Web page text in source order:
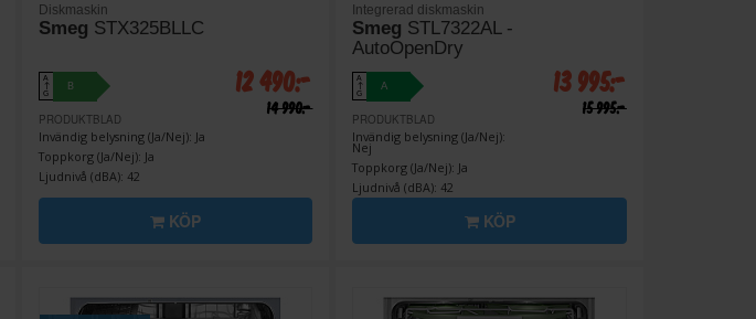
Diskmaskin
Smeg STX325BLLC
A
↑
G
B
PRODUKTBLAD
Invändig belysning (Ja/Nej): Ja
Toppkorg (Ja/Nej): Ja
Ljudnivå (dBA): 42
12 490:-
14 990:-
KÖP
Integrerad diskmaskin
Smeg STL7322AL -
AutoOpenDry
A
↑
G
A
PRODUKTBLAD
Invändig belysning (Ja/Nej):
Nej
Toppkorg (Ja/Nej): Ja
Ljudnivå (dBA): 42
13 995:-
15 995:-
KÖP